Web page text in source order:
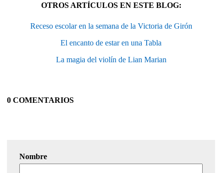
OTROS ARTÍCULOS EN ESTE BLOG:
Receso escolar en la semana de la Victoria de Girón
El encanto de estar en una Tabla
La magia del violín de Lian Marian
0 COMENTARIOS
Nombre